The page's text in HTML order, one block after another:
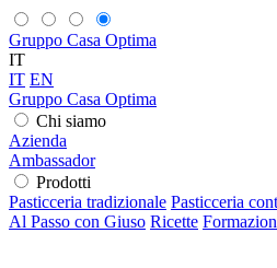
Gruppo Casa Optima
IT
IT EN
Gruppo Casa Optima
Chi siamo
Azienda
Ambassador
Prodotti
Pasticceria tradizionale Pasticceria
Al Passo con Giuso Ricette